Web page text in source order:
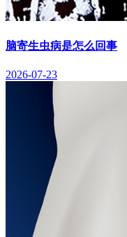
脑寄生虫病是怎么回事
2026-07-23